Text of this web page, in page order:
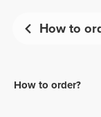
How to
How to order?